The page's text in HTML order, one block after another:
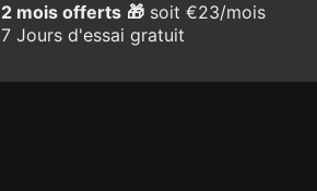
2 mois offerts 🎁 soit €23/mois
7 Jours d'essai gratuit